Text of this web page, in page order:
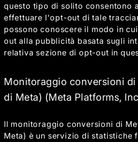
questo tipo di solito consentono
effettuare l'opt-out di tale
possono conoscere il modo in
out alla pubblicità basata sugli
relativa sezione di opt-out in
Monitoraggio conversioni di
di Meta) (Meta Platforms,
Il monitoraggio conversioni di
Meta) è un servizio di statistiche